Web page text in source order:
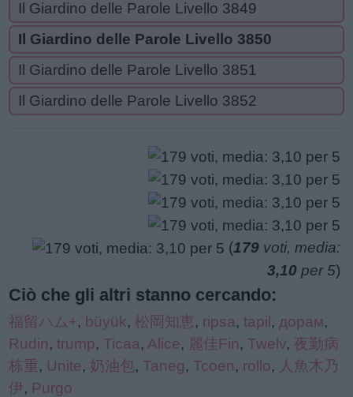
Il Giardino delle Parole Livello 3849
Il Giardino delle Parole Livello 3850
Il Giardino delle Parole Livello 3851
Il Giardino delle Parole Livello 3852
(179 voti, media:
3,10 per 5)
Ciò che gli altri stanno cercando:
福留ハム+, büyük, 松岡知恵 , ripsa, tapil, дорам,
Rudin, trump, Ticaa, Alice, 麗佳Fin, Twelv, 夜勤病
栋重, Unite, 奶油包, Taneg, Tcoen, rollo, 人魚木乃
伊, Purgo